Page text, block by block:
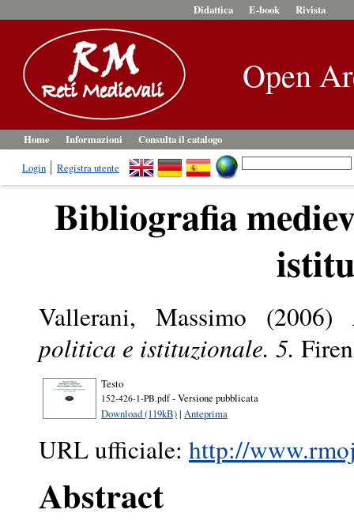
Didattica E-book Rivista
Open
Home Informazioni
Consulta il catalogo
Login
Registra utente
Bibliografia
Vallerani, Massimo (2006)
politica e istituzionale. 5.
Testo
152-426-1-PB.pdf- Versione pubblicata
Download (119kB)| Anteprima
URL ufficiale: http://
Abstract